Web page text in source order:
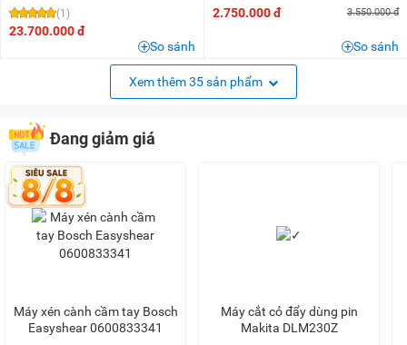
(1)
23.700.000 đ
So sánh
2.750.000 đ
3.550.000 đ
So sánh
Xem thêm 35 sản phẩm
Đang giảm giá
Máy xén cành cầm tay Bosch
Easyshear 0600833341
Máy cắt cỏ đẩy dùng pin
Makita DLM230Z